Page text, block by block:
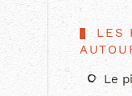
LES
Le